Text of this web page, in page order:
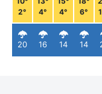
2°
20
4°
16
4°
14
6°
14